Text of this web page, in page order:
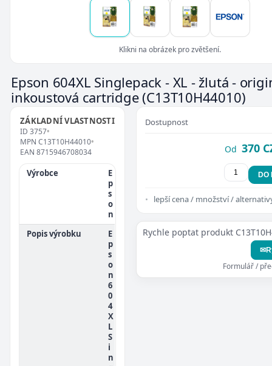
Klikni na obrázek pro zvětšení.
Epson 604XL Singlepack - XL - žlutá -
inkoustová cartridge(C13T10H44010)
ZÁKLADNÍ VLASTNOSTI
ID 3757•
MPN C13T10H44010•
EAN 8715946708034
Výrobce
E
p
s
o
n
Popis výrobku
E
p
s
o
n
6
0
4
X
L
S
i
n
Dostupnost
Od 370
DO
lepší cena / množství /
Rychle poptat produkt
✉
Formulář /